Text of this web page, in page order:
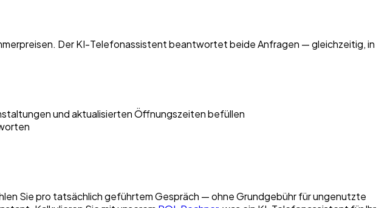
Der KI-Telefonassistent beantwortet beide Anfragen — gleichzeitig, in
und aktualisierten Öffnungszeiten befüllen
Sie pro tatsächlich geführtem Gespräch — ohne Grundgebühr für ungenutzte